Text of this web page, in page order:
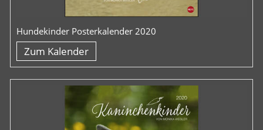
Hundekinder Posterkalender 2020
Zum Kalender